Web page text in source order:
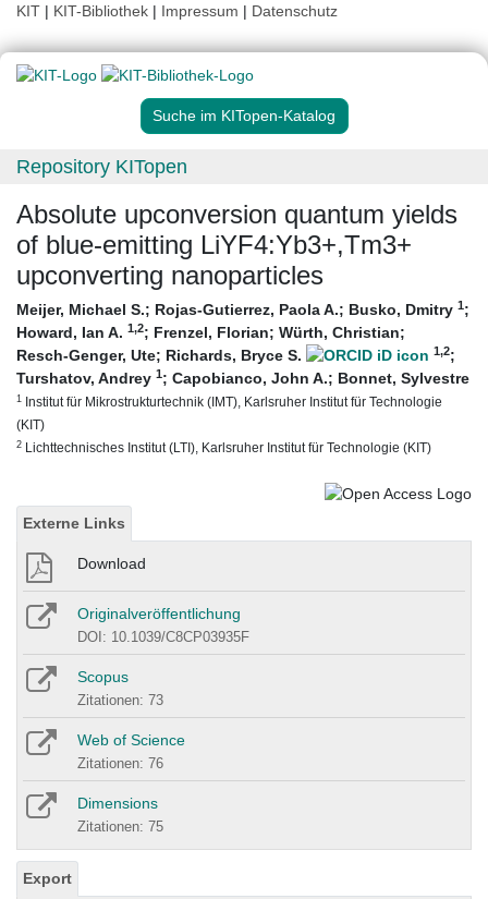
KIT | KIT-Bibliothek | Impressum | Datenschutz
Suche im KITopen-Katalog
Repository KITopen
Absolute upconversion quantum yields
of blue-emitting LiYF4:Yb3+,Tm3+
upconverting nanoparticles
Meijer, Michael S.; Rojas-Gutierrez, Paola A.; Busko, Dmitry 1;
Howard, Ian A. 1,2; Frenzel, Florian; Würth, Christian;
Resch-Genger, Ute; Richards, Bryce S. 1,2;
Turshatov, Andrey 1; Capobianco, John A.; Bonnet, Sylvestre
1 Institut für Mikrostrukturtechnik (IMT), Karlsruher Institut für Technologie
(KIT)
2 Lichttechnisches Institut (LTI), Karlsruher Institut für Technologie (KIT)
Externe Links
Download
Originalveröffentlichung
DOI: 10.1039/C8CP03935F
Scopus
Zitationen: 73
Web of Science
Zitationen: 76
Dimensions
Zitationen: 75
Export